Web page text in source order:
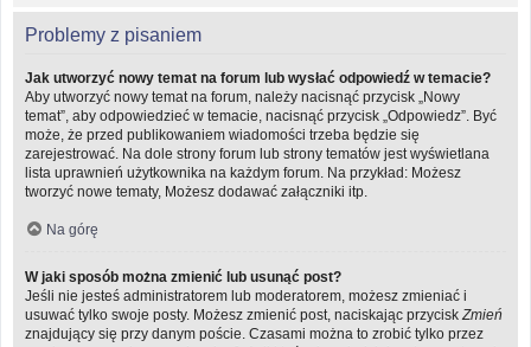
Problemy z pisaniem
Jak utworzyć nowy temat na forum lub wysłać odpowiedź w temacie?
Aby utworzyć nowy temat na forum, należy nacisnąć przycisk „Nowy
temat”, aby odpowiedzieć w temacie, nacisnąć przycisk „Odpowiedz”. Być
może, że przed publikowaniem wiadomości trzeba będzie się
zarejestrować. Na dole strony forum lub strony tematów jest wyświetlana
lista uprawnień użytkownika na każdym forum. Na przykład: Możesz
tworzyć nowe tematy, Możesz dodawać załączniki itp.
Na górę
W jaki sposób można zmienić lub usunąć post?
Jeśli nie jesteś administratorem lub moderatorem, możesz zmieniać i
usuwać tylko swoje posty. Możesz zmienić post, naciskając przycisk Zmień
znajdujący się przy danym poście. Czasami można to zrobić tylko przez